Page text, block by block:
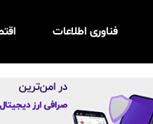
فناوری اطلاعات